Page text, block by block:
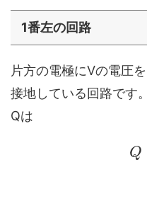
1番左の回路
片方の電極にVの電圧
接地している回路です
Qは
Q